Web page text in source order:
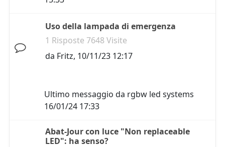
Uso della lampada di emergenza
1 Risposte 7648 Visite
da Fritz, 10/11/23 12:17
Ultimo messaggio da rgbw led systems
16/01/24 17:33
Abat-Jour con luce "Non replaceable
LED": ha senso?